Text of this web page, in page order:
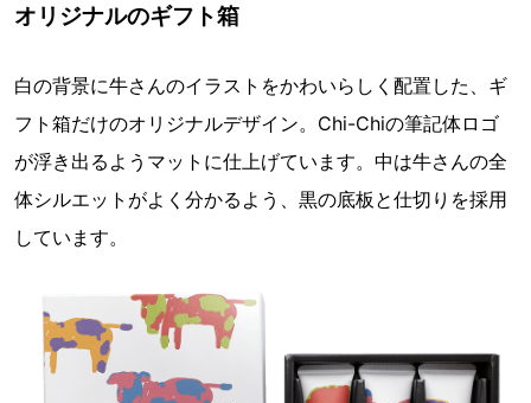
オリジナルのギフト箱
白の背景に牛さんのイラストをかわいらしく配置した、ギ
フト箱だけのオリジナルデザイン。Chi-Chiの筆記体ロゴ
が浮き出るようマットに仕上げています。中は牛さんの全
体シルエットがよく分かるよう、黒の底板と仕切りを採用
しています。